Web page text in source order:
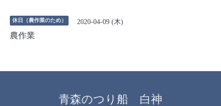
休日（農作業のため） 2020-04-09 (木)
農作業
青森のつり船 白神